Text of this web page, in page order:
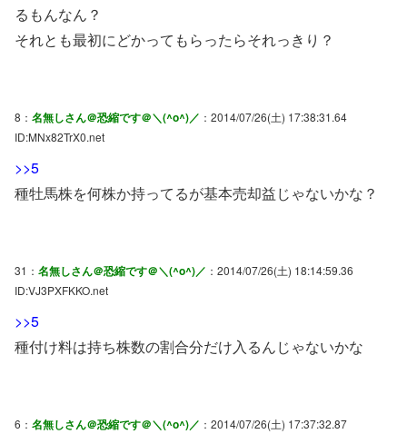
るもんなん？
それとも最初にどかってもらったらそれっきり？
8： 名無しさん＠恐縮です＠＼(^o^)／ ：2014/07/26(土) 17:38:31.64
ID:MNx82TrX0.net
>>5
種牡馬株を何株か持ってるが基本売却益じゃないかな？
31： 名無しさん＠恐縮です＠＼(^o^)／ ：2014/07/26(土) 18:14:59.36
ID:VJ3PXFKKO.net
>>5
種付け料は持ち株数の割合分だけ入るんじゃないかな
6： 名無しさん＠恐縮です＠＼(^o^)／ ：2014/07/26(土) 17:37:32.87